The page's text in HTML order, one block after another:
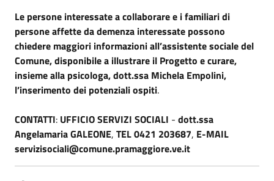
Le persone interessate a collaborare e i familiari di
persone affette da demenza interessate possono
chiedere maggiori informazioni all’assistente sociale del
Comune, disponibile a illustrare il Progetto e curare,
insieme alla psicologa, dott.ssa Michela Empolini,
l’inserimento dei potenziali ospiti.
CONTATTI: UFFICIO SERVIZI SOCIALI - dott.ssa
Angelamaria GALEONE, TEL 0421 203687, E-MAIL
servizisociali@comune.pramaggiore.ve.it